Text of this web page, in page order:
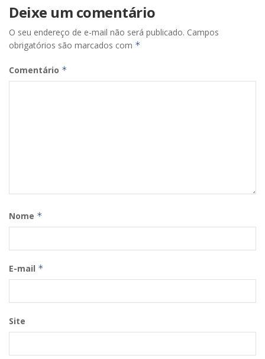
Deixe um comentário
O seu endereço de e-mail não será publicado. Campos
obrigatórios são marcados com *
Comentário *
Nome *
E-mail *
Site